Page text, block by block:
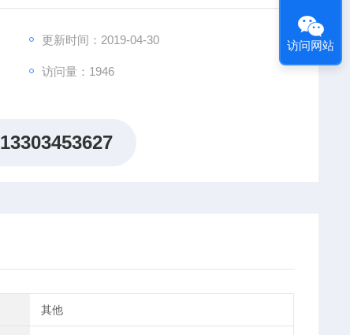
更新时间：2019-04-30
访问量：1946
13303453627
其他
访问网站